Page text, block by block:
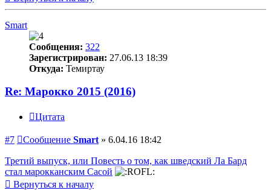
Smart
Сообщения: 322
Зарегистрирован: 27.06.13 18:39
Откуда: Темиртау
Re: Марокко 2015 (2016)
Цитата
#7 Сообщение Smart » 6.04.16 18:42
Третий выпуск, или Повесть о том, как шведский Ла Бард
стал марокканским Сасой
Вернуться к началу